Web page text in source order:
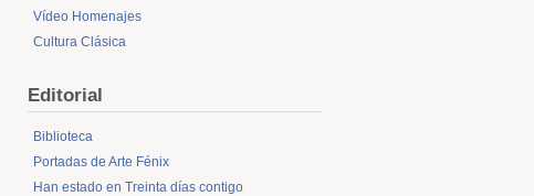
Vídeo Homenajes
Cultura Clásica
Editorial
Biblioteca
Portadas de Arte Fénix
Han estado en Treinta días contigo